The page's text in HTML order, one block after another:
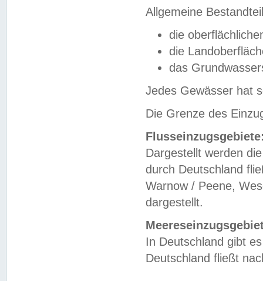
Allgemeine
die
die
das
Jedes Gewässer hat
Die Grenze des
Dargestellt werden
durch Deutschland
Warnow / Peene,
dargestellt.
In Deutschland gibt
Deutschland fließt